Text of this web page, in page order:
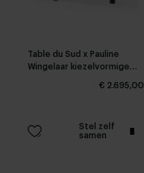
Table du Sud x Pauline
Wingelaar kiezelvormige
€ 2.695,00
Stel zelf
samen